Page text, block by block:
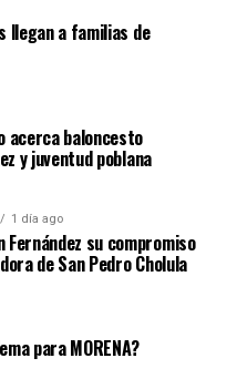
llegan a familias de
acerca baloncesto
y juventud poblana
1 día ago
su compromiso
de San Pedro Cholula
para MORENA?